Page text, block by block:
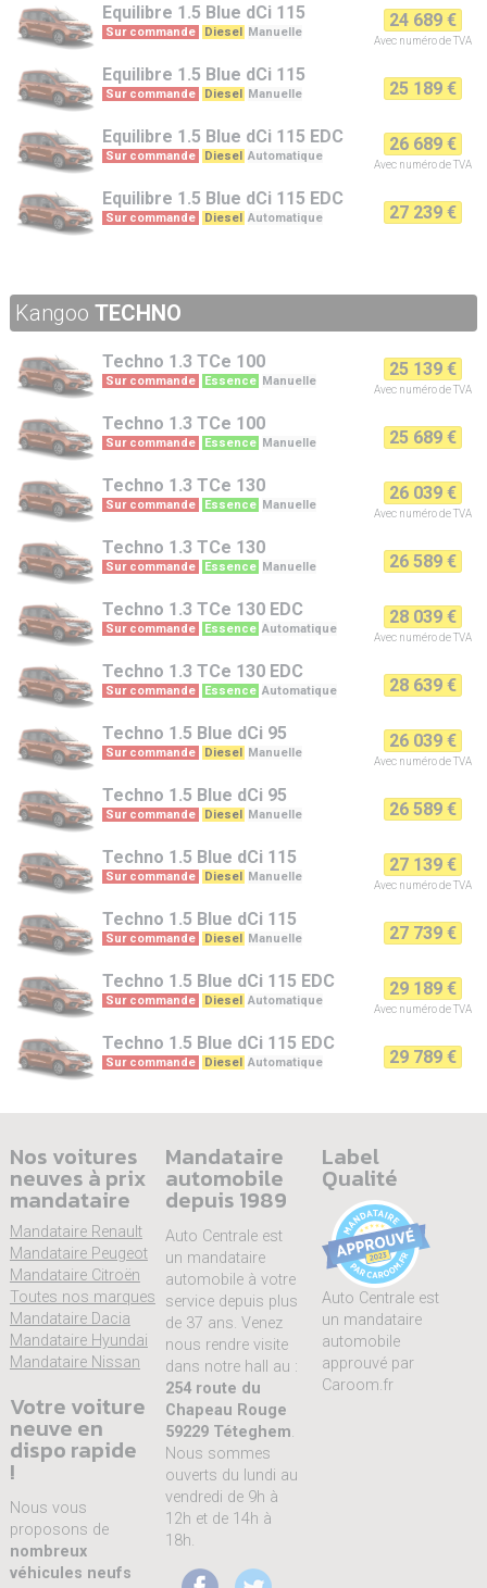
Equilibre 1.5 Blue dCi 115
Sur commande Diesel Manuelle
24 689 €
Avec numéro de TVA
Equilibre 1.5 Blue dCi 115
Sur commande Diesel Manuelle 25 189 €
Equilibre 1.5 Blue dCi 115 EDC
Sur commande Diesel Automatique
26 689 €
Avec numéro de TVA
Equilibre 1.5 Blue dCi 115 EDC
Sur commande Diesel Automatique 27 239 €
Kangoo TECHNO
Techno 1.3 TCe 100
Sur commande Essence Manuelle
25 139 €
Avec numéro de TVA
Techno 1.3 TCe 100
Sur commande Essence Manuelle 25 689 €
Techno 1.3 TCe 130
Sur commande Essence Manuelle
26 039 €
Avec numéro de TVA
Techno 1.3 TCe 130
Sur commande Essence Manuelle 26 589 €
Techno 1.3 TCe 130 EDC
Sur commande Essence Automatique
28 039 €
Avec numéro de TVA
Techno 1.3 TCe 130 EDC
Sur commande Essence Automatique 28 639 €
Techno 1.5 Blue dCi 95
Sur commande Diesel Manuelle
26 039 €
Avec numéro de TVA
Techno 1.5 Blue dCi 95
Sur commande Diesel Manuelle 26 589 €
Techno 1.5 Blue dCi 115
Sur commande Diesel Manuelle
27 139 €
Avec numéro de TVA
Techno 1.5 Blue dCi 115
Sur commande Diesel Manuelle 27 739 €
Techno 1.5 Blue dCi 115 EDC
Sur commande Diesel Automatique
29 189 €
Avec numéro de TVA
Techno 1.5 Blue dCi 115 EDC
Sur commande Diesel Automatique 29 789 €
Nos voitures
neuves à prix
mandataire
Mandataire Renault
Mandataire Peugeot
Mandataire Citroën
Toutes nos marques
Mandataire Dacia
Mandataire Hyundai
Mandataire Nissan
Votre voiture
neuve en
dispo rapide
!
Nous vous
proposons de
nombreux
véhicules neufs
Mandataire
automobile
depuis 1989
Auto Centrale est
un mandataire
automobile à votre
service depuis plus
de 37 ans. Venez
nous rendre visite
dans notre hall au :
254 route du
Chapeau Rouge
59229 Téteghem.
Nous sommes
ouverts du lundi au
vendredi de 9h à
12h et de 14h à
18h.
Label
Qualité
Auto Centrale est
un mandataire
automobile
approuvé par
Caroom.fr